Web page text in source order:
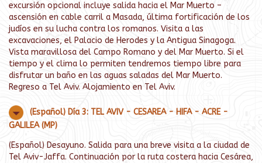
excursión opcional incluye salida hacia el Mar Muerto –
ascensión en cable carril a Masada, última fortificación de los
judíos en su lucha contra los romanos. Visita a las
excavaciones, el Palacio de Herodes y la Antigua Sinagoga.
Vista maravillosa del Campo Romano y del Mar Muerto. Si el
tiempo y el clima lo permiten tendremos tiempo libre para
disfrutar un baño en las aguas saladas del Mar Muerto.
Regreso a Tel Aviv. Alojamiento en Tel Aviv.
(Español) Día 3: TEL AVIV - CESAREA - HIFA - ACRE -
GALILEA (MP)
(Español) Desayuno. Salida para una breve visita a la ciudad de
Tel Aviv-Jaffa. Continuación por la ruta costera hacia Cesárea,